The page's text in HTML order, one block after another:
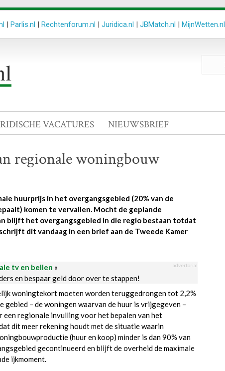
| Parlis.nl | Rechtenforum.nl | Juridica.nl | JBMatch.nl | MijnWetten.nl
VACATURES NIEUWSBRIEF
regionale woningbouw
huurprijs in het overgangsgebied (20% van de
komen te vervallen. Mocht de geplande
blijft het overgangsgebied in die regio bestaan totdat
dit vandaag in een brief aan de Tweede Kamer
tv en bellen « advertorial
en bespaar geld door over te stappen!
woningtekort moeten worden teruggedrongen tot 2,2%
– de woningen waarvan de huur is vrijgegeven –
regionale invulling voor het bepalen van het
dit meer rekening houdt met de situatie waarin
(huur en koop) minder is dan 90% van
gecontinueerd en blijft de overheid de maximale
ijkmoment.